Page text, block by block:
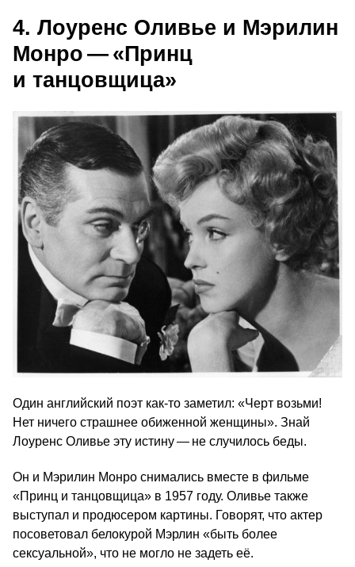
4. Лоуренс Оливье и Мэрилин
Монро — «Принц
и танцовщица»
Один английский поэт как-то заметил: «Черт возьми!
Нет ничего страшнее обиженной женщины». Знай
Лоуренс Оливье эту истину — не случилось беды.
Он и Мэрилин Монро снимались вместе в фильме
«Принц и танцовщица» в 1957 году. Оливье также
выступал и продюсером картины. Говорят, что актер
посоветовал белокурой Мэрлин «быть более
сексуальной», что не могло не задеть её.